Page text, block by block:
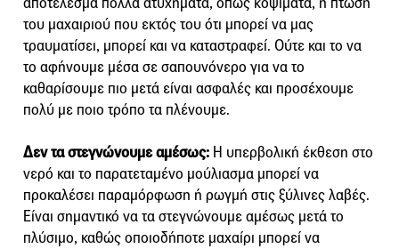
του μαχαιριού που εκτός του ότι μπορεί να μας
τραυματίσει, μπορεί και να καταστραφεί. Ούτε και το να
το αφήνουμε μέσα σε σαπουνόνερο για να το
καθαρίσουμε πιο μετά είναι ασφαλές και προσέχουμε
πολύ με ποιο τρόπο τα πλένουμε.
Δεν τα στεγνώνουμε αμέσως: Η υπερβολική έκθεση στο
νερό και το παρατεταμένο μούλιασμα μπορεί να
προκαλέσει παραμόρφωση ή ρωγμή στις ξύλινες λαβές.
Είναι σημαντικό να τα στεγνώνουμε αμέσως μετά το
πλύσιμο, καθώς οποιοδήποτε μαχαίρι μπορεί να